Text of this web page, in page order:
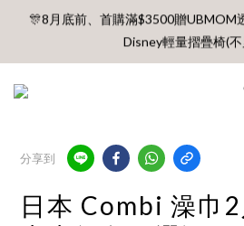
🎊8月底前、首購滿$3500贈UBMOM
Disney輕量摺疊椅(
Disney輕量摺疊椅(不
【村却國際溫泉酒店】指定平日免
8月 新會員 首購免
🎊8月底前、首購滿$3500贈UBMOM
Disney輕量摺疊椅(
分享到
日本 Combi 澡巾